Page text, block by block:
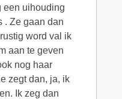
een uihouding
. Ze gaan dan
word val ik
aan te geven
nog haar
zegt dan, ja, ik
Ik zeg dan